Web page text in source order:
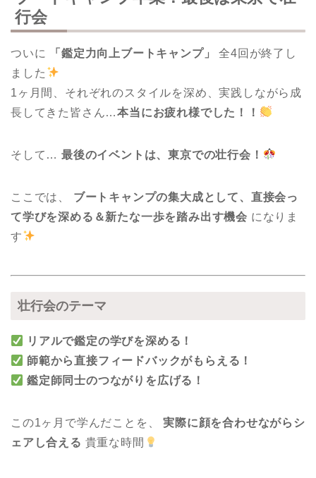
行会
ついに 「鑑定力向上ブートキャンプ」
全4回が終了し
ました
1ヶ月間、それぞれのスタイルを深め、実践しながら成
長してきた皆さん…本当にお疲れ様でした！！
そして… 最後のイベントは、東京での壮行会！
ここでは、 ブートキャンプの集大成として、直接会っ
て学びを深める＆新たな一歩を踏み出す機会 になりま
す
壮行会のテーマ
リアルで鑑定の学びを深める！
師範から直接フィードバックがもらえる！
鑑定師同士のつながりを広げる！
この1ヶ月で学んだことを、実際に顔を合わせながらシ
ェアし合える 貴重な時間